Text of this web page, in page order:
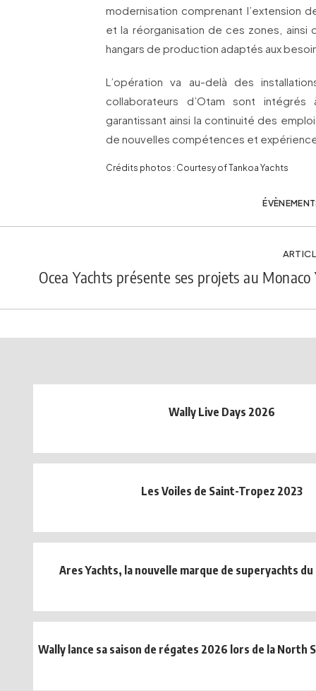
modernisation comprenant l’extension
et la réorganisation de ces zones, ainsi
hangars de production adaptés aux
L’opération va au-delà des
collaborateurs d’Otam sont intégrés
garantissant ainsi la continuité des
de nouvelles compétences et
Crédits photos : Courtesy of Tankoa Yachts
Ocea Yachts présente ses projets au
Wally Live Days 2026
Les Voiles de Saint-Tropez 2023
Ares Yachts, la nouvelle marque de superyachts
Wally lance sa saison de régates 2026 lors de la North